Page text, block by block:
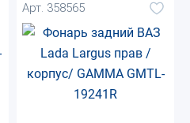
Арт. 358565